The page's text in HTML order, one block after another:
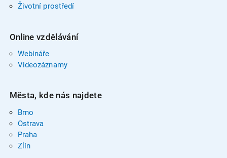
Životní prostředí
Online vzdělávání
Webináře
Videozáznamy
Města, kde nás najdete
Brno
Ostrava
Praha
Zlín